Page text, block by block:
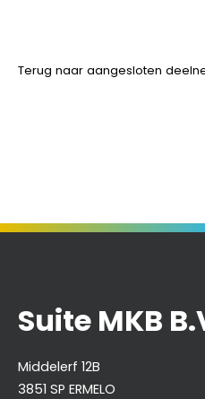
Terug naar aangesloten
Suite MKB
Middelerf 12B
3851 SP ERMELO